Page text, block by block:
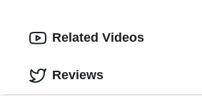
Related Videos
Reviews